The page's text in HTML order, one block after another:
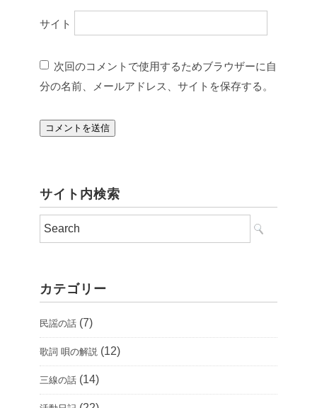
サイト
次回のコメントで使用するためブラウザーに自
分の名前、メールアドレス、サイトを保存する。
サイト内検索
カテゴリー
民謡の話 (7)
歌詞 唄の解説 (12)
三線の話 (14)